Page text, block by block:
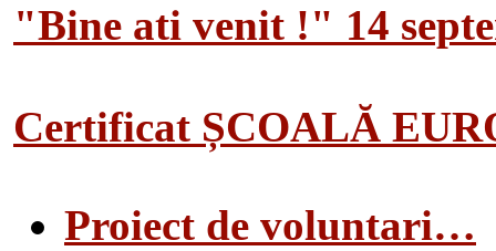
"Bine ati venit !" 14
Certificat ȘCOALĂ
Proiect de voluntari…